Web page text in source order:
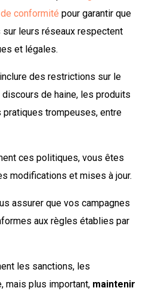
conformitépour garantir que
leurs réseaux respectent
et légales.
des restrictions sur le
de haine, les produits
trompeuses, entre
ces politiques, vous êtes
modifications et mises à jour.
assurer que vos campagnes
aux règles établies par
les sanctions, les
mais plus important, maintenir